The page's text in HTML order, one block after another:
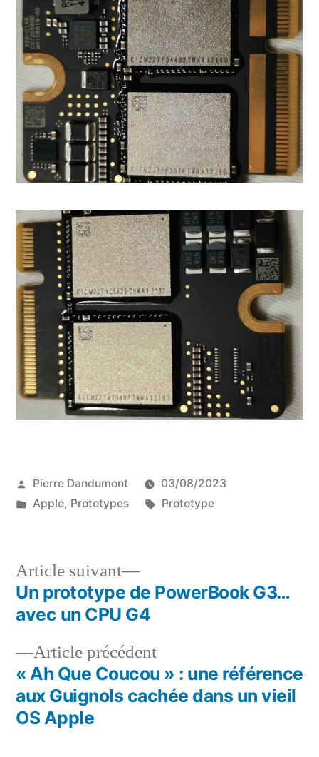
Publié
par
Pierre Dandumont
03/08/2023
Publié
Apple, Prototypes Étiquettes :
Prototype
Navigation
l’article
Article précédentArticle
précédent :
« Ah Que Coucou » : une référence
aux Guignols cachée dans un vieil
OS Apple
Article suivant
Article
suivant :
Un prototype de PowerBook G3…
avec un CPU G4